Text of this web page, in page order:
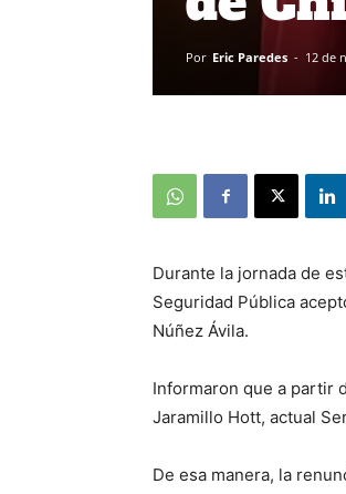
Por Eric Paredes - 12 de
Durante la jornada de
Seguridad Pública
Núñez Ávila.
Informaron que a partir
Jaramillo Hott, actual
De esa manera, la